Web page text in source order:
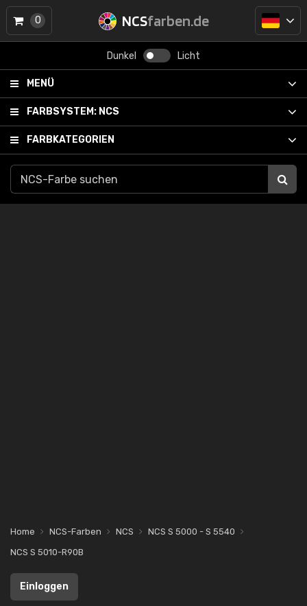
NCSfarben.de
Dunkel Licht
MENÜ
FARBSYSTEM: NCS
FARBKATEGORIEN
0
Home NCS-Farben NCS
NCS S 5000 - S 5540
NCS S 5010-R90B
Einloggen